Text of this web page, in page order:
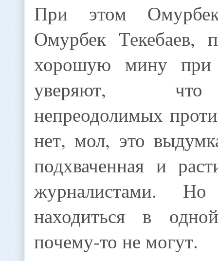
При этом
Омурбек Текебаев,
хорошую мину при
уверяют,
непреодолимых
нет, мол, это
подхваченная и
журналистами.
находиться в
почему-то не могут.